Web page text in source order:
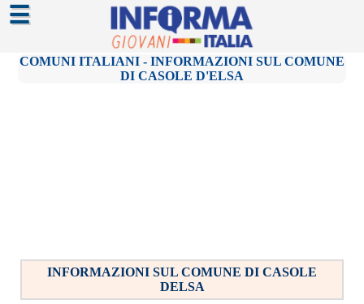
☰
COMUNI ITALIANI - INFORMAZIONI SUL COMUNE
DI CASOLE D'ELSA
INFORMAZIONI SUL COMUNE DI CASOLE
DELSA